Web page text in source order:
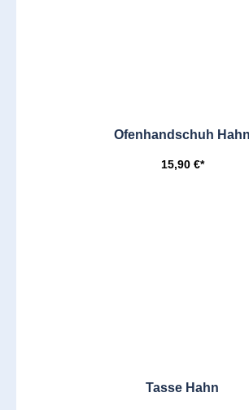
Ofenhandschuh Hahn
15,90 €*
Tasse Hahn